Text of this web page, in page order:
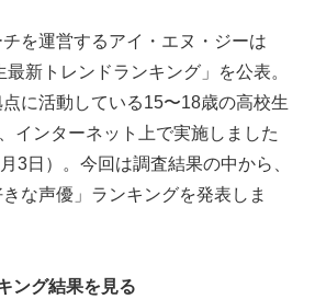
を運営するアイ・エヌ・ジーは
最新トレンドランキング」を公表。
に活動している15〜18歳の高校生
インターネット上で実施しました
3日）。今回は調査結果の中から、
きな声優」ランキングを発表しま
ング結果を見る